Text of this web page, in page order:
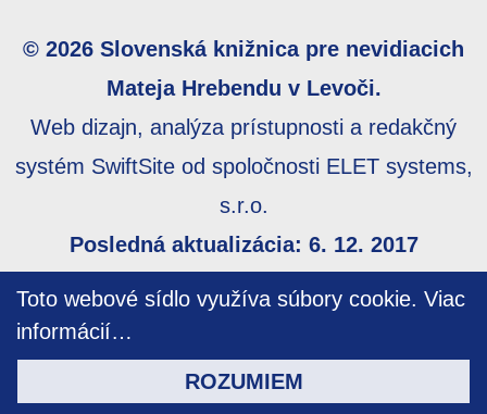
Toto webové sídlo využíva súbory cookie. Viac
informácií…
ROZUMIEM
© 2026 Slovenská knižnica pre nevidiacich
Mateja Hrebendu v Levoči.
Web dizajn, analýza prístupnosti a redakčný
systém SwiftSite od spoločnosti ELET systems,
s.r.o.
Posledná aktualizácia: 6. 12. 2017
prístupnosti